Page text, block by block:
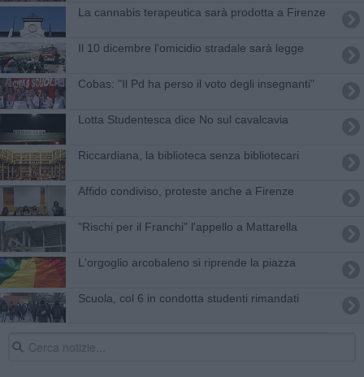
La cannabis terapeutica sarà prodotta a Firenze
Il 10 dicembre l'omicidio stradale sarà legge
Cobas: "Il Pd ha perso il voto degli insegnanti"
Lotta Studentesca dice No sul cavalcavia
Riccardiana, la biblioteca senza bibliotecari
​Affido condiviso, proteste anche a Firenze
"Rischi per il Franchi" l'appello a Mattarella
L'orgoglio arcobaleno si riprende la piazza
Scuola, col 6 in condotta studenti rimandati